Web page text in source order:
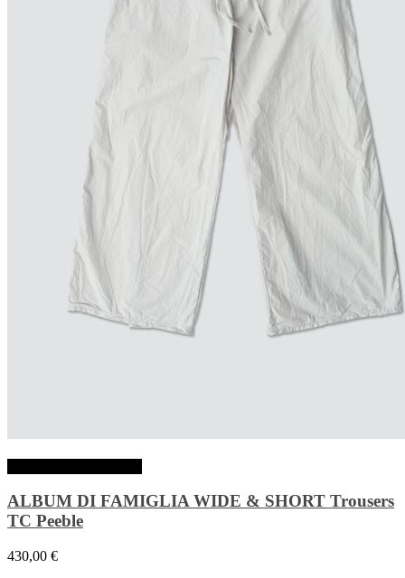
ALBUM DI FAMIGLIA WIDE & SHORT Trousers
TC Peeble
430,00 €